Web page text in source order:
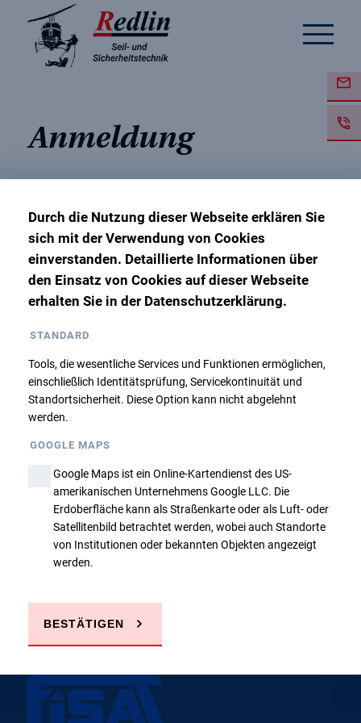
Anmeldung
Grundkurs PSAgA
30. November 2023 – 1. Dezember 2023
Zurück
Sie haben Fragen?
JETZT ANRUFEN
E-MAIL SCHREIBEN
Durch die Nutzung dieser Webseite erklären Sie
sich mit der Verwendung von Cookies
einverstanden. Detaillierte Informationen über
den Einsatz von Cookies auf dieser Webseite
erhalten Sie in der Datenschutzerklärung.
STANDARD
Tools, die wesentliche Services und Funktionen ermöglichen,
einschließlich Identitätsprüfung, Servicekontinuität und
Standortsicherheit. Diese Option kann nicht abgelehnt
werden.
GOOGLE MAPS
Google Maps ist ein Online-Kartendienst des US-
amerikanischen Unternehmens Google LLC. Die
Erdoberfläche kann als Straßenkarte oder als Luft- oder
Satellitenbild betrachtet werden, wobei auch Standorte
von Institutionen oder bekannten Objekten angezeigt
werden.
BESTÄTIGEN